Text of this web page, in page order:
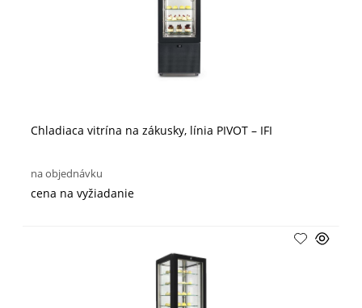
Chladiaca vitrína na zákusky, línia PIVOT – IFI
na objednávku
cena na vyžiadanie